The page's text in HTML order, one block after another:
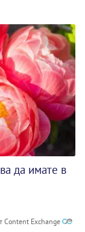
да имате в
Content Exchange